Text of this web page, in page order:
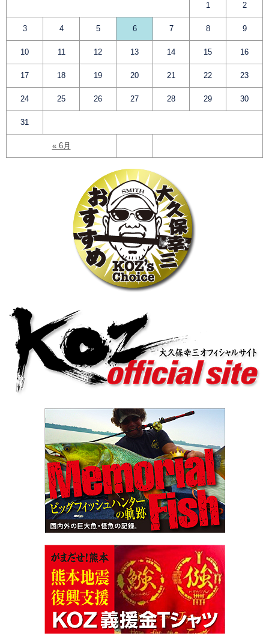
« 6月
1 2
3 4 5 6 7 8 9
10 11 12 13 14 15 16
17 18 19 20 21 22 23
24 25 26 27 28 29 30
31